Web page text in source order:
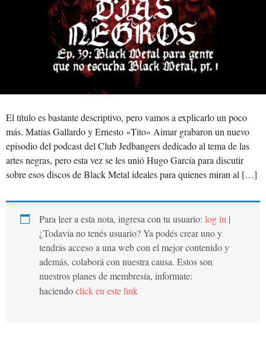
El título es bastante descriptivo, pero vamos a explicarlo un poco
más. Matías Gallardo y Ernesto «Tito» Aimar grabaron un nuevo
episodio del podcast del Club Jedbangers dedicado al tema de las
artes negras, pero esta vez se les unió Hugo García para discutir
sobre esos discos de Black Metal ideales para quienes miran al […]
Para leer a esta nota, ingresa con tu usuario: log in |
¿Todavía no tenés usuario? Ya podés crear uno y
tendrás acceso a una web con el mejor contenido y
además, colaborá con nuestra causa. Estos son
nuestros planes de membresía, informate:
haciendoclick en este link